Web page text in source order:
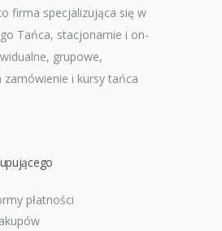
firma specjalizująca się w
Tańca, stacjonarnie i on-
grupowe,
zamówienie i kursy tańca
płatności